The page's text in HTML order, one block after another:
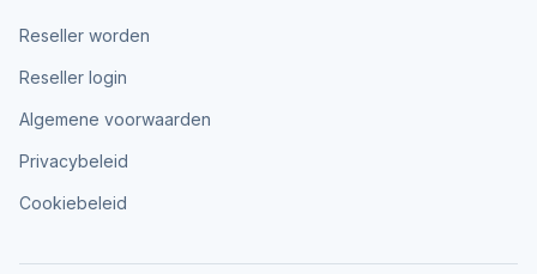
Reseller worden
Reseller login
Algemene voorwaarden
Privacybeleid
Cookiebeleid